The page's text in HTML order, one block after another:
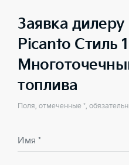
Заявка
Picanto Стиль
топлива
Поля, отмеченные *,
Имя *